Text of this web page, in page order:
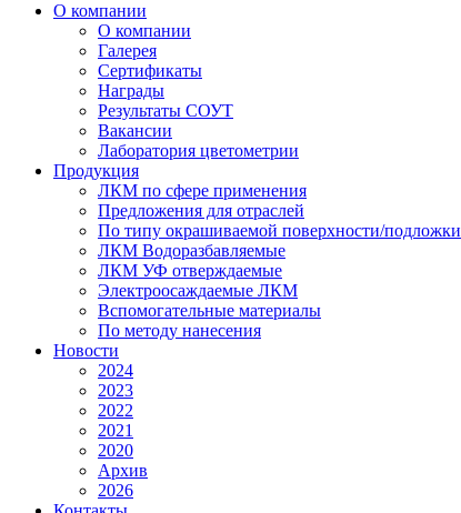
О компании
О компании
Галерея
Сертификаты
Награды
Результаты СОУТ
Вакансии
Лаборатория цветометрии
Продукция
ЛКМ по сфере применения
Предложения для отраслей
По типу окрашиваемой поверхности/подложки
ЛКМ Водоразбавляемые
ЛКМ УФ отверждаемые
Электроосаждаемые ЛКМ
Вспомогательные материалы
По методу нанесения
Новости
2024
2023
2022
2021
2020
Архив
2026